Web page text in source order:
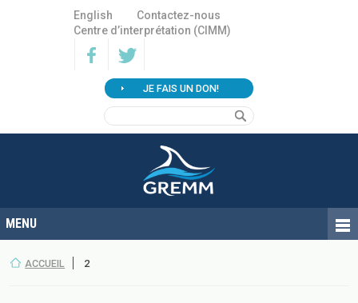
English
Contactez-nous
Centre d’interprétation (CIMM)
JE FAIS UN DON!
ACCUEIL 2